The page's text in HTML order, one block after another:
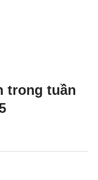
trong tuần